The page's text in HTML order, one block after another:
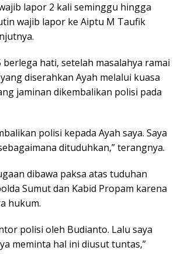
lapor 2 kali seminggu hingga
wajib lapor ke Aiptu M Taufik
hati, setelah masalahya ramai
diserahkan Ayah melalui kuasa
jaminan dikembalikan polisi pada
polisi kepada Ayah saya. Saya
dituduhkan,” terangnya.
dibawa paksa atas tuduhan
Sumut dan Kabid Propam karena
hukum.
polisi oleh Budianto. Lalu saya
meminta hal ini diusut tuntas,”